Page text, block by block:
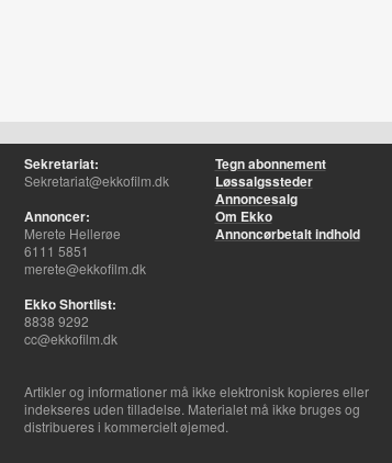
Sekretariat:
Sekretariat@ekkofilm.dk
Annoncer:
Merete Hellerøe
6111 5851
merete@ekkofilm.dk
Ekko Shortlist:
8838 9292
cc@ekkofilm.dk
Tegn abonnement
Løssalgssteder
Annoncesalg
Om Ekko
Annoncørbetalt indhold
Artikler og informationer må ikke elektronisk kopieres eller
indekseres uden tilladelse. Materialet må ikke bruges og
distribueres i kommercielt øjemed.